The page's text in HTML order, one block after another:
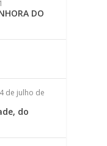
DO
4 de julho de
do